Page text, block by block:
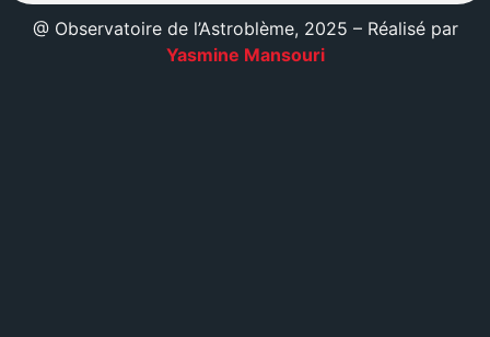
@ Observatoire de l’Astroblème, 2025 – Réalisé par
Yasmine Mansouri